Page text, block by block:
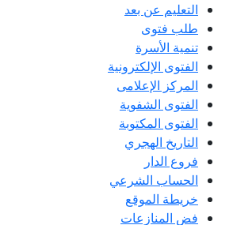
التعليم عن بعد
طلب فتوى
تنمية الأسرة
الفتوى الإلكترونية
المركز الإعلامى
الفتوى الشفوية
الفتوى المكتوبة
التاريخ الهجري
فروع الدار
الحساب الشرعي
خريطة الموقع
فض المنازعات